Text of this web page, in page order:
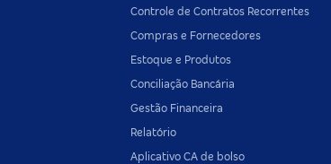
Controle de Contratos Recorrentes
Compras e Fornecedores
Estoque e Produtos
Conciliação Bancária
Gestão Financeira
Relatório
Aplicativo CA de bolso